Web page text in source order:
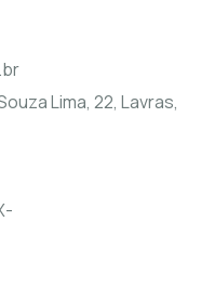
Lima, 22, Lavras,